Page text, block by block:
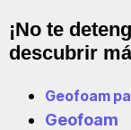
¡No te
descubrir
Geofoam